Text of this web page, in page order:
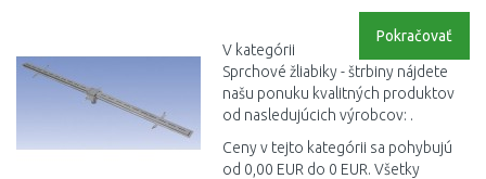
Pokračovať
V kategórii
Sprchové žliabiky - štrbiny nájdete
našu ponuku kvalitných produktov
od nasledujúcich výrobcov: .
Ceny v tejto kategórii sa pohybujú
od 0,00 EUR do 0 EUR. Všetky